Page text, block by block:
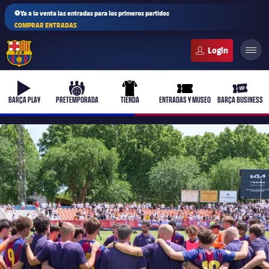
⚽Ya a la venta las entradas para los primeros partidos
COMPRAR ENTRADAS
b-play
BARÇA PLAY
culers-ball
PRETEMPORADA
uniform
TIENDA
ticket-full
ENTRADAS Y MUSEO
ticket-
BARÇA BUSINESS